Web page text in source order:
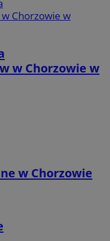
w Chorzowie w
w Chorzowie